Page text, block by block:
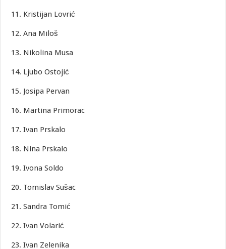
11. Kristijan Lovrić
12. Ana Miloš
13. Nikolina Musa
14. Ljubo Ostojić
15. Josipa Pervan
16. Martina Primorac
17. Ivan Prskalo
18. Nina Prskalo
19. Ivona Soldo
20. Tomislav Sušac
21. Sandra Tomić
22. Ivan Volarić
23. Ivan Zelenika